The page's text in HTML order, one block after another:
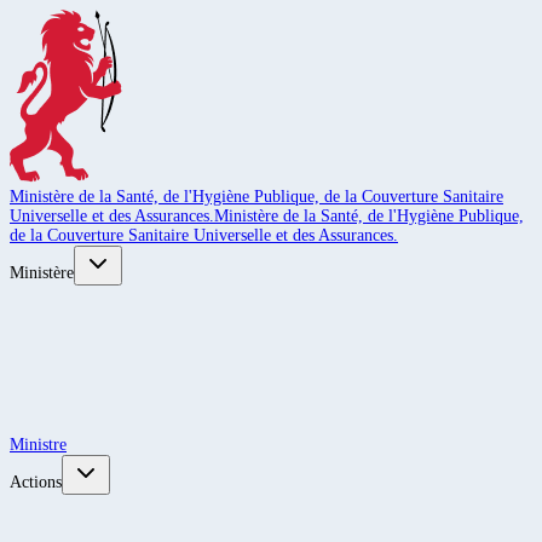
Ministère de la Santé, de l'Hygiène Publique, de la Couverture Sanitaire
Universelle et des Assurances.Ministère de la Santé, de l'Hygiène Publique,
de la Couverture Sanitaire Universelle et des Assurances.
Ministère
Ministre
Actions